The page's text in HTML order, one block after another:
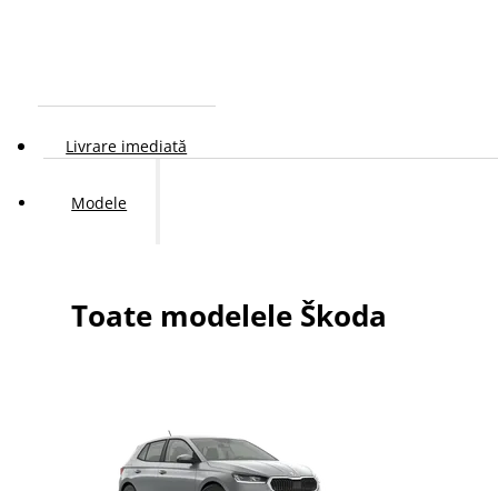
Livrare imediată
Modele
Toate modelele Škoda